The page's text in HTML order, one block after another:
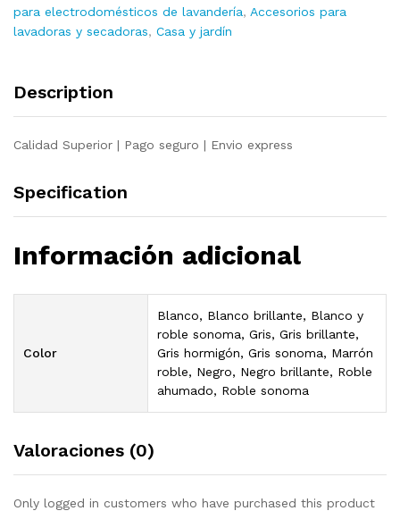
para electrodomésticos de lavandería, Accesorios para
lavadoras y secadoras, Casa y jardín
Description
Calidad Superior | Pago seguro | Envio express
Specification
Información adicional
Color
Blanco, Blanco brillante, Blanco y
roble sonoma, Gris, Gris brillante,
Gris hormigón, Gris sonoma, Marrón
roble, Negro, Negro brillante, Roble
ahumado, Roble sonoma
Valoraciones (0)
Only logged in customers who have purchased this product